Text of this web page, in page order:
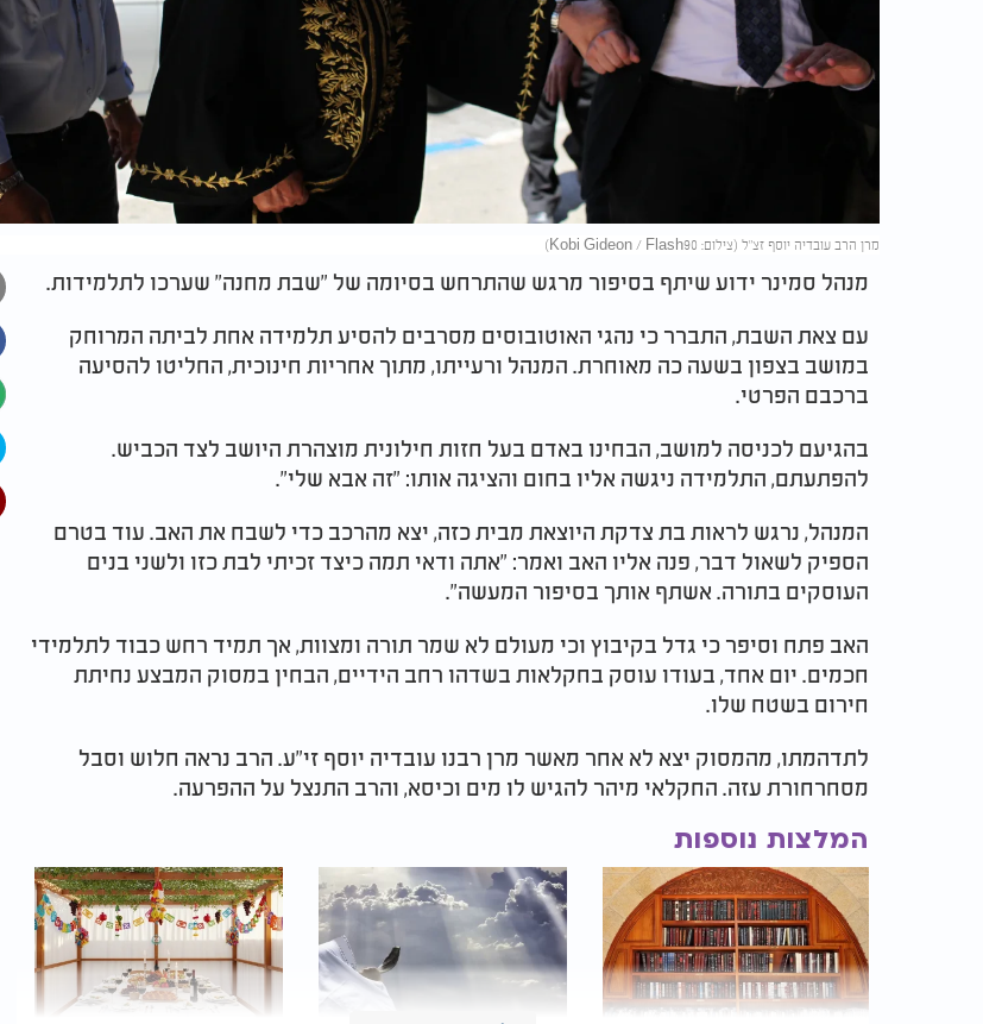
מרן הרב עובדיה יוסף זצ"ל (צילום: Kobi Gideon / Flash90)
מנהל סמינר ידוע שיתף בסיפור מרגש שהתרחש בסיומה של "שבת מחנה" שערכו לתלמידות.
עם צאת השבת, התברר כי נהגי האוטובוסים מסרבים להסיע תלמידה אחת לביתה המרוחק
במושב בצפון בשעה כה מאוחרת. המנהל ורעייתו, מתוך אחריות חינוכית, החליטו להסיעה
ברכבם הפרטי.
בהגיעם לכניסה למושב, הבחינו באדם בעל חזות חילונית מוצהרת היושב לצד הכביש.
להפתעתם, התלמידה ניגשה אליו בחום והציגה אותו: "זה אבא שלי".
המנהל, נרגש לראות בת צדקת היוצאת מבית כזה, יצא מהרכב כדי לשבח את האב. עוד בטרם
הספיק לשאול דבר, פנה אליו האב ואמר: "אתה ודאי תמה כיצד זכיתי לבת כזו ולשני בנים
העוסקים בתורה. אשתף אותך בסיפור המעשה".
האב פתח וסיפר כי גדל בקיבוץ וכי מעולם לא שמר תורה ומצוות, אך תמיד רחש כבוד לתלמידי
חכמים. יום אחד, בעודו עוסק בחקלאות בשדהו רחב הידיים, הבחין במסוק המבצע נחיתת
חירום בשטח שלו.
לתדהמתו, מהמסוק יצא לא אחר מאשר מרן רבנו עובדיה יוסף זי"ע. הרב נראה חלוש וסבל
מסחרחורת עזה. החקלאי מיהר להגיש לו מים וכיסא, והרב התנצל על ההפרעה.
המלצות נוספות